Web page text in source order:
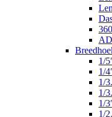
1/
1/
1/
1/
1/
1/